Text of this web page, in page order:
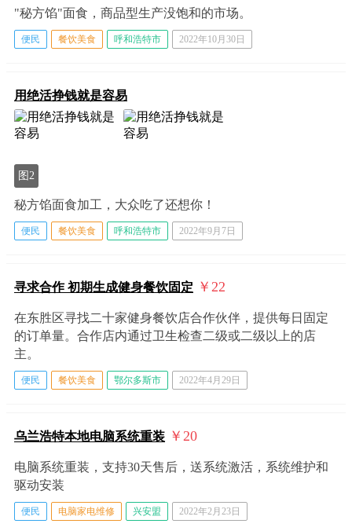
"秘方馅"面食，商品型生产没饱和的市场。
便民 餐饮美食 呼和浩特市 2022年10月30日
用绝活挣钱就是容易
图2
秘方馅面食加工，大众吃了还想你！
便民 餐饮美食 呼和浩特市 2022年9月7日
寻求合作 初期生成健身餐饮固定 ￥22
在东胜区寻找二十家健身餐饮店合作伙伴，提供每日固定
的订单量。合作店内通过卫生检查二级或二级以上的店
主。
便民 餐饮美食 鄂尔多斯市 2022年4月29日
乌兰浩特本地电脑系统重装 ￥20
电脑系统重装，支持30天售后，送系统激活，系统维护和
驱动安装
便民 电脑家电维修 兴安盟 2022年2月23日